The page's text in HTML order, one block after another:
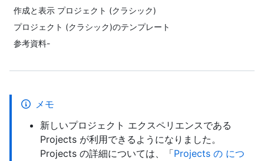
作成と表示 プロジェクト (クラシック)
プロジェクト (クラシック)のテンプレート
参考資料-
メモ
新しいプロジェクト エクスペリエンスである
Projects が利用できるようになりました。
Projects の詳細については、「Projects の につ